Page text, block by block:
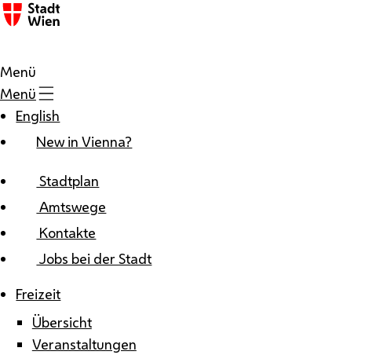
Zum Inhalt
Menü
Menü
English
New in Vienna?
Stadtplan
Amtswege
Kontakte
Jobs bei der Stadt
Freizeit
Übersicht
Veranstaltungen